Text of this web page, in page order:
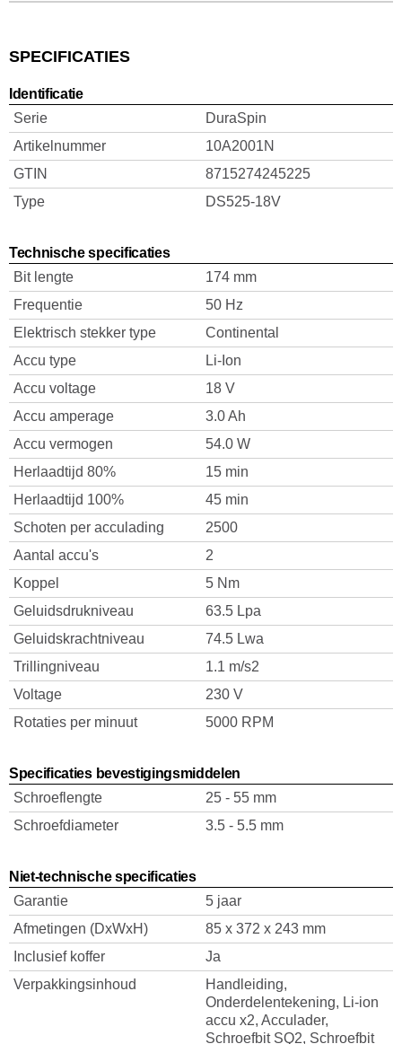
SPECIFICATIES
Identificatie
Serie
DuraSpin
Artikelnummer
10A2001N
GTIN
8715274245225
Type
DS525-18V
Technische specificaties
Bit lengte
174 mm
Frequentie
50 Hz
Elektrisch stekker type
Continental
Accu type
Li-Ion
Accu voltage
18 V
Accu amperage
3.0 Ah
Accu vermogen
54.0 W
Herlaadtijd 80%
15 min
Herlaadtijd 100%
45 min
Schoten per acculading
2500
Aantal accu's
2
Koppel
5 Nm
Geluidsdrukniveau
63.5 Lpa
Geluidskrachtniveau
74.5 Lwa
Trillingniveau
1.1 m/s2
Voltage
230 V
Rotaties per minuut
5000 RPM
Specificaties bevestigingsmiddelen
Schroeflengte
25 - 55 mm
Schroefdiameter
3.5 - 5.5 mm
Niet-technische specificaties
Garantie
5 jaar
Afmetingen (DxWxH)
85 x 372 x 243 mm
Inclusief koffer
Ja
Verpakkingsinhoud
Handleiding,
Onderdelentekening, Li-ion
accu x2, Acculader,
Schroefbit SQ2, Schroefbit